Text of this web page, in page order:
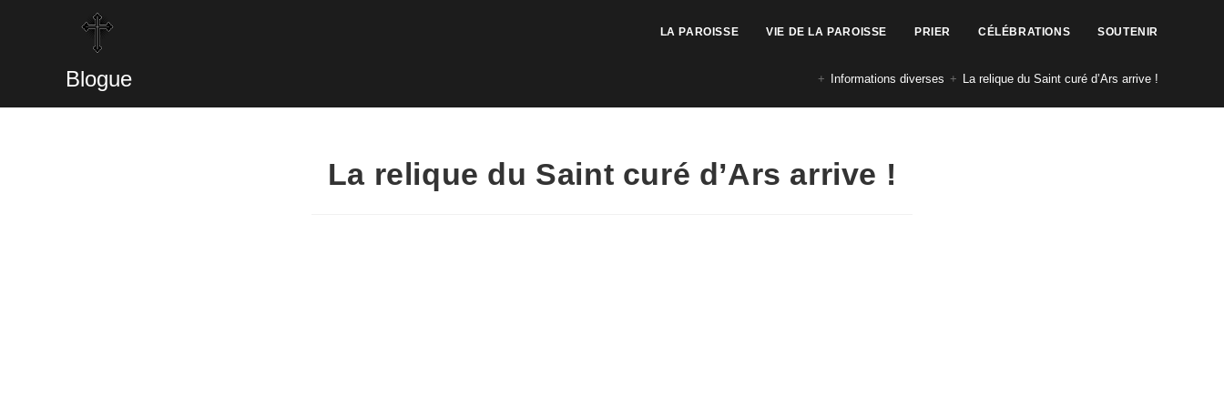
LA PAROISSE VIE DE LA PAROISSE PRIER CÉLÉBRATIONS SOUTENIR
Blogue + Informations diverses + La relique du Saint curé d’Ars arrive !
La relique du Saint curé d’Ars arrive !